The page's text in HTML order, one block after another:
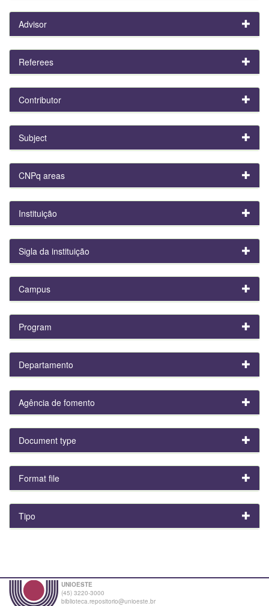
Advisor
Referees
Contributor
Subject
CNPq areas
Instituição
Sigla da instituição
Campus
Program
Departamento
Agência de fomento
Document type
Format file
Tipo
UNIOESTE
(45) 3220-3000
biblioteca.repositorio@unioeste.br